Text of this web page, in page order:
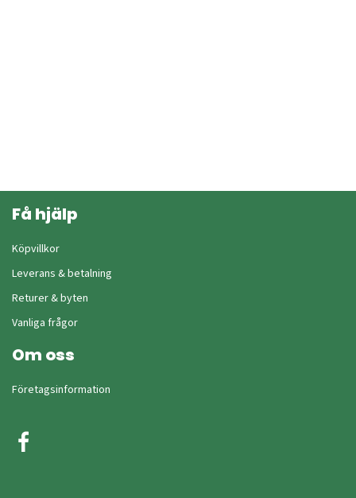
Få hjälp
Köpvillkor
Leverans & betalning
Returer & byten
Vanliga frågor
Om oss
Företagsinformation